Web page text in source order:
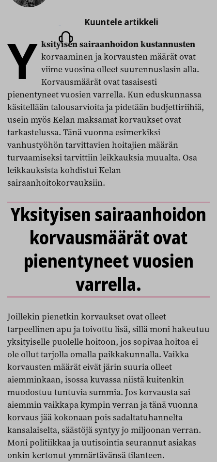
Kuuntele
artikkeli
Kuuntele artikkeli
Y ksityisen sairaanhoidon kustannusten
korvaaminen ja korvausten määrät ovat
viime vuosina olleet suurennuslasin alla.
Korvausmäärät ovat tasaisesti
pienentyneet vuosien varrella. Kun eduskunnassa
käsitellään talousarvioita ja pidetään budjettiriihiä,
usein myös Kelan maksamat korvaukset ovat
tarkastelussa. Tänä vuonna esimerkiksi
vanhustyöhön tarvittavien hoitajien määrän
turvaamiseksi tarvittiin leikkauksia muualta. Osa
leikkauksista kohdistui Kelan
sairaanhoitokorvauksiin.
Yksityisen sairaanhoidon
korvausmäärät ovat
pienentyneet vuosien
varrella.
Joillekin pienetkin korvaukset ovat olleet
tarpeellinen apu ja toivottu lisä, sillä moni hakeutuu
yksityiselle puolelle hoitoon, jos sopivaa hoitoa ei
ole ollut tarjolla omalla paikkakunnalla. Vaikka
korvausten määrät eivät järin suuria olleet
aiemminkaan, isossa kuvassa niistä kuitenkin
muodostuu tuntuvia summia. Jos korvausta sai
aiemmin vaikkapa kympin verran ja tänä vuonna
korvaus jää kokonaan pois sadaltatuhannelta
kansalaiselta, säästöjä syntyy jo miljoonan verran.
Moni politiikkaa ja uutisointia seurannut asiakas
onkin kertonut ymmärtävänsä tilanteen.